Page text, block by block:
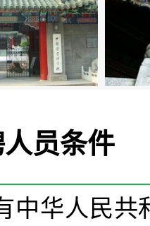
员条件
人民共和